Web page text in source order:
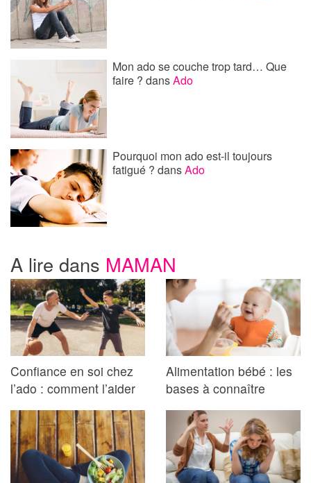
Mon ado se couche trop tard… Que
faire ?dansAdo
Pourquoi mon ado est-il toujours
fatigué ?dansAdo
A lire dans MAMAN
Confiance en soi chez
l’ado : comment l’aider
Alimentation bébé : les
bases à connaître